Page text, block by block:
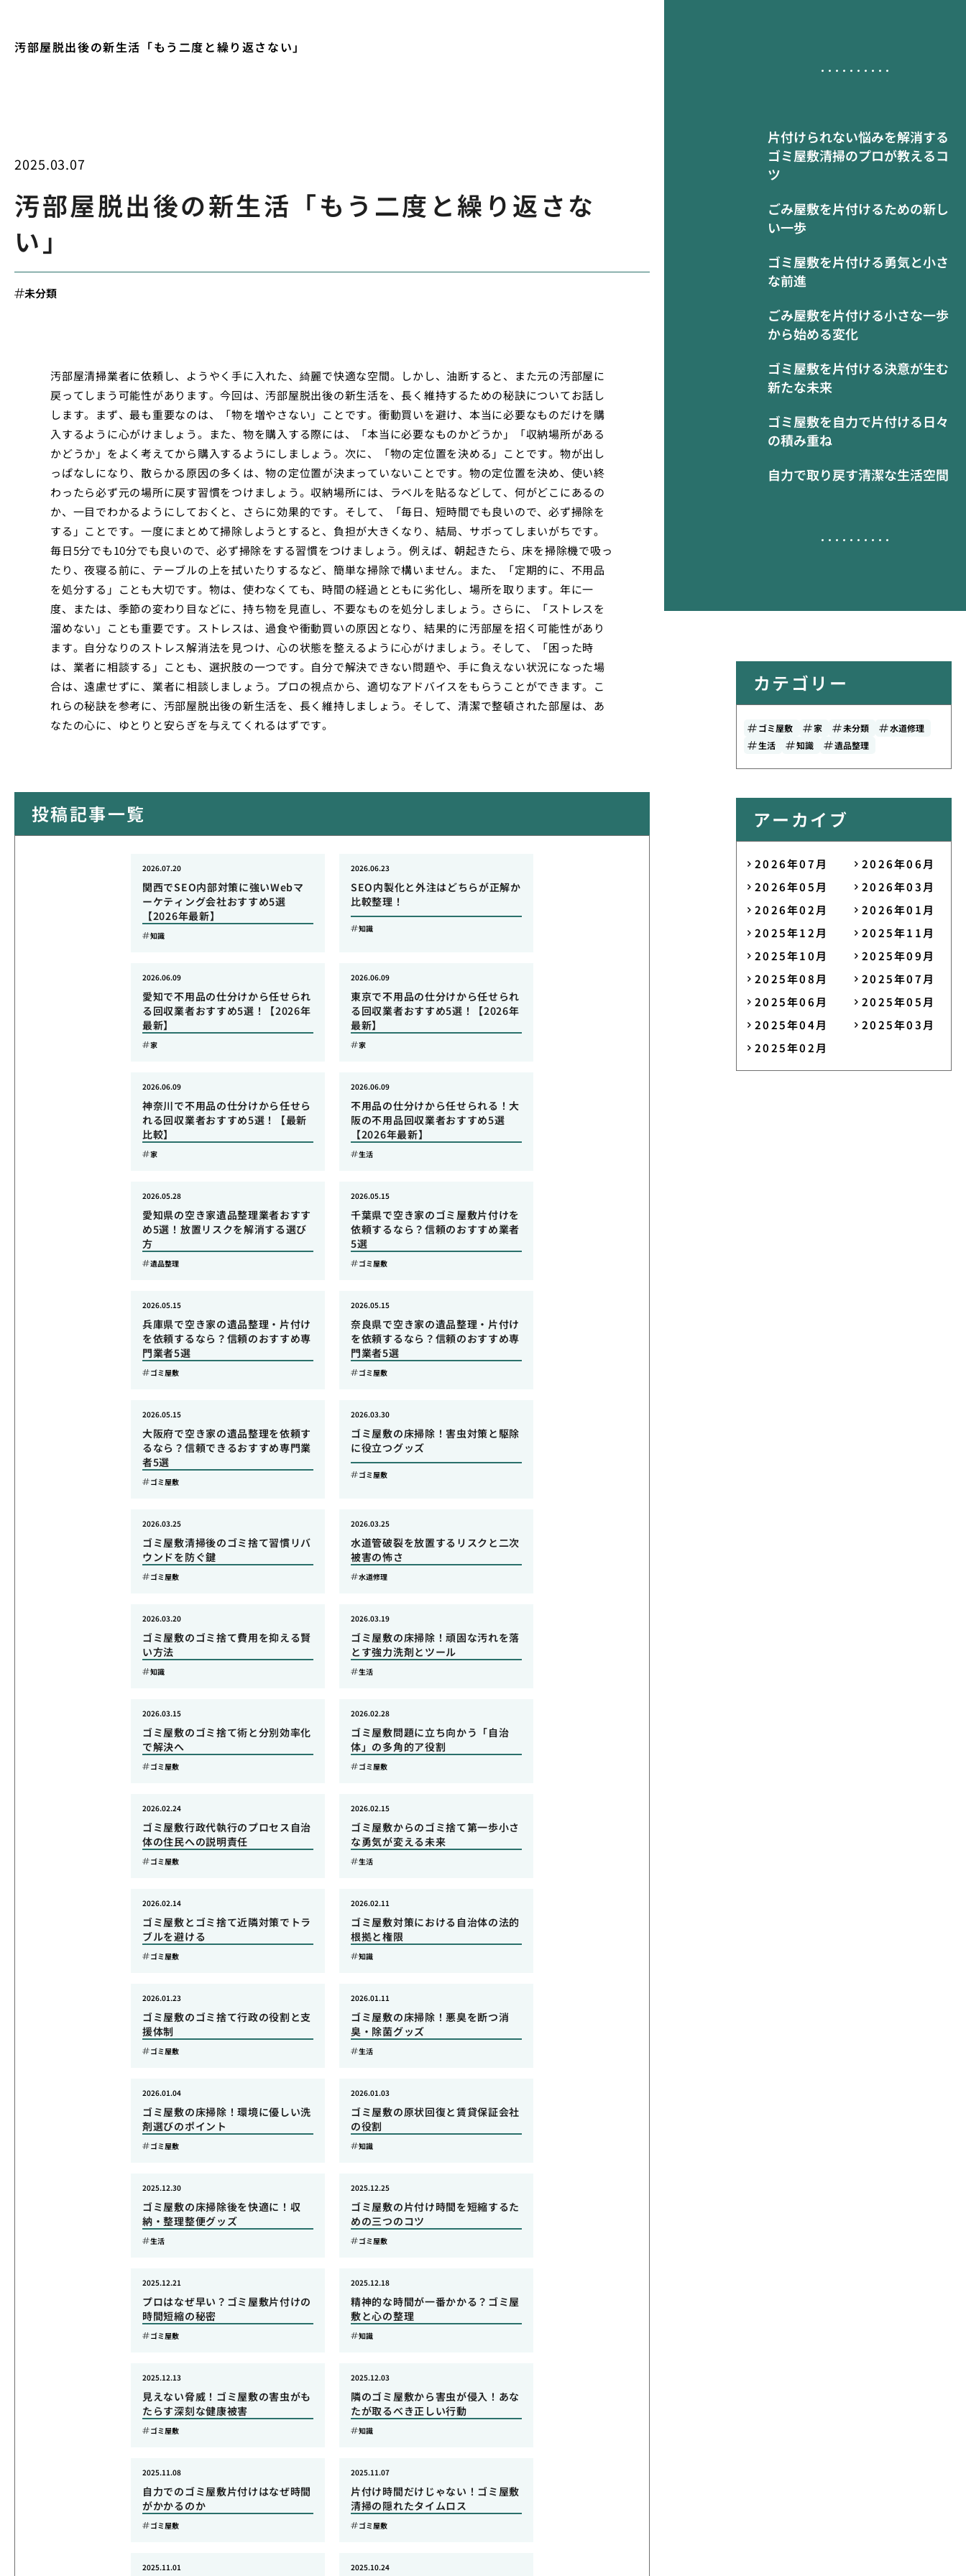
汚部屋脱出後の新生活「もう二度と繰り返さない」
片付けられない悩みを解消する
ゴミ屋敷清掃のプロが教えるコ
ツ
ごみ屋敷を片付けるための新し
い一歩
ゴミ屋敷を片付ける勇気と小さ
な前進
ごみ屋敷を片付ける小さな一歩
から始める変化
ゴミ屋敷を片付ける決意が生む
新たな未来
ゴミ屋敷を自力で片付ける日々
の積み重ね
自力で取り戻す清潔な生活空間
2025.03.07
汚部屋脱出後の新生活「もう二度と繰り返さな
い」
未分類
汚部屋清掃業者に依頼し、ようやく手に入れた、綺麗で快適な空間。しかし、油断すると、また元の汚部屋に
戻ってしまう可能性があります。今回は、汚部屋脱出後の新生活を、長く維持するための秘訣についてお話し
します。まず、最も重要なのは、「物を増やさない」ことです。衝動買いを避け、本当に必要なものだけを購
入するように心がけましょう。また、物を購入する際には、「本当に必要なものかどうか」「収納場所がある
かどうか」をよく考えてから購入するようにしましょう。次に、「物の定位置を決める」ことです。物が出し
っぱなしになり、散らかる原因の多くは、物の定位置が決まっていないことです。物の定位置を決め、使い終
わったら必ず元の場所に戻す習慣をつけましょう。収納場所には、ラベルを貼るなどして、何がどこにあるの
か、一目でわかるようにしておくと、さらに効果的です。そして、「毎日、短時間でも良いので、必ず掃除を
する」ことです。一度にまとめて掃除しようとすると、負担が大きくなり、結局、サボってしまいがちです。
毎日5分でも10分でも良いので、必ず掃除をする習慣をつけましょう。例えば、朝起きたら、床を掃除機で吸っ
たり、夜寝る前に、テーブルの上を拭いたりするなど、簡単な掃除で構いません。また、「定期的に、不用品
を処分する」ことも大切です。物は、使わなくても、時間の経過とともに劣化し、場所を取ります。年に一
度、または、季節の変わり目などに、持ち物を見直し、不要なものを処分しましょう。さらに、「ストレスを
溜めない」ことも重要です。ストレスは、過食や衝動買いの原因となり、結果的に汚部屋を招く可能性があり
ます。自分なりのストレス解消法を見つけ、心の状態を整えるように心がけましょう。そして、「困った時
は、業者に相談する」ことも、選択肢の一つです。自分で解決できない問題や、手に負えない状況になった場
合は、遠慮せずに、業者に相談しましょう。プロの視点から、適切なアドバイスをもらうことができます。こ
れらの秘訣を参考に、汚部屋脱出後の新生活を、長く維持しましょう。そして、清潔で整頓された部屋は、あ
なたの心に、ゆとりと安らぎを与えてくれるはずです。
投稿記事一覧
関西でSEO内部対策に強いWebマ
ーケティング会社おすすめ5選
【2026年最新】
2026.07.20
知識
SEO内製化と外注はどちらが正解か
比較整理！
2026.06.23
知識
愛知で不用品の仕分けから任せられ
る回収業者おすすめ5選！【2026年
最新】
2026.06.09
家
東京で不用品の仕分けから任せられ
る回収業者おすすめ5選！【2026年
最新】
2026.06.09
家
神奈川で不用品の仕分けから任せら
れる回収業者おすすめ5選！【最新
比較】
2026.06.09
家
不用品の仕分けから任せられる！大
阪の不用品回収業者おすすめ5選
【2026年最新】
2026.06.09
生活
愛知県の空き家遺品整理業者おすす
め5選！放置リスクを解消する選び
方
2026.05.28
遺品整理
千葉県で空き家のゴミ屋敷片付けを
依頼するなら？信頼のおすすめ業者
5選
2026.05.15
ゴミ屋敷
兵庫県で空き家の遺品整理・片付け
を依頼するなら？信頼のおすすめ専
門業者5選
2026.05.15
ゴミ屋敷
奈良県で空き家の遺品整理・片付け
を依頼するなら？信頼のおすすめ専
門業者5選
2026.05.15
ゴミ屋敷
大阪府で空き家の遺品整理を依頼す
るなら？信頼できるおすすめ専門業
者5選
2026.05.15
ゴミ屋敷
ゴミ屋敷の床掃除！害虫対策と駆除
に役立つグッズ
2026.03.30
ゴミ屋敷
ゴミ屋敷清掃後のゴミ捨て習慣リバ
ウンドを防ぐ鍵
2026.03.25
ゴミ屋敷
水道管破裂を放置するリスクと二次
被害の怖さ
2026.03.25
水道修理
ゴミ屋敷のゴミ捨て費用を抑える賢
い方法
2026.03.20
知識
ゴミ屋敷の床掃除！頑固な汚れを落
とす強力洗剤とツール
2026.03.19
生活
ゴミ屋敷のゴミ捨て術と分別効率化
で解決へ
2026.03.15
ゴミ屋敷
ゴミ屋敷問題に立ち向かう「自治
体」の多角的ア役割
2026.02.28
ゴミ屋敷
ゴミ屋敷行政代執行のプロセス自治
体の住民への説明責任
2026.02.24
ゴミ屋敷
ゴミ屋敷からのゴミ捨て第一歩小さ
な勇気が変える未来
2026.02.15
生活
ゴミ屋敷とゴミ捨て近隣対策でトラ
ブルを避ける
2026.02.14
ゴミ屋敷
ゴミ屋敷対策における自治体の法的
根拠と権限
2026.02.11
知識
ゴミ屋敷のゴミ捨て行政の役割と支
援体制
2026.01.23
ゴミ屋敷
ゴミ屋敷の床掃除！悪臭を断つ消
臭・除菌グッズ
2026.01.11
生活
ゴミ屋敷の床掃除！環境に優しい洗
剤選びのポイント
2026.01.04
ゴミ屋敷
ゴミ屋敷の原状回復と賃貸保証会社
の役割
2026.01.03
知識
ゴミ屋敷の床掃除後を快適に！収
納・整理整便グッズ
2025.12.30
生活
ゴミ屋敷の片付け時間を短縮するた
めの三つのコツ
2025.12.25
ゴミ屋敷
プロはなぜ早い？ゴミ屋敷片付けの
時間短縮の秘密
2025.12.21
ゴミ屋敷
精神的な時間が一番かかる？ゴミ屋
敷と心の整理
2025.12.18
知識
見えない脅威！ゴミ屋敷の害虫がも
たらす深刻な健康被害
2025.12.13
ゴミ屋敷
隣のゴミ屋敷から害虫が侵入！あな
たが取るべき正しい行動
2025.12.03
知識
自力でのゴミ屋敷片付けはなぜ時間
がかかるのか
2025.11.08
ゴミ屋敷
片付け時間だけじゃない！ゴミ屋敷
清掃の隠れたタイムロス
2025.11.07
ゴミ屋敷
2025.11.01 2025.10.24
カテゴリー
ゴミ屋敷 家 未分類
水道修理
生活
知識 遺品整理
アーカイブ
2026年07月
2026年06月
2026年05月
2026年03月
2026年02月
2026年01月
2025年12月
2025年11月
2025年10月
2025年09月
2025年08月
2025年07月
2025年06月
2025年05月
2025年04月
2025年03月
2025年02月